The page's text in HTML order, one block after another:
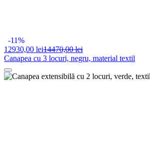
-11%
12930,00 lei14470,00 lei
Canapea cu 3 locuri, negru, material textil